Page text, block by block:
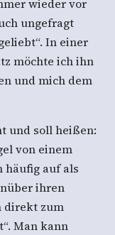
wieder vor
ungefragt
In einer
möchte ich ihn
und mich dem
und soll heißen:
von einem
häufig auf als
ihren
direkt zum
Man kann